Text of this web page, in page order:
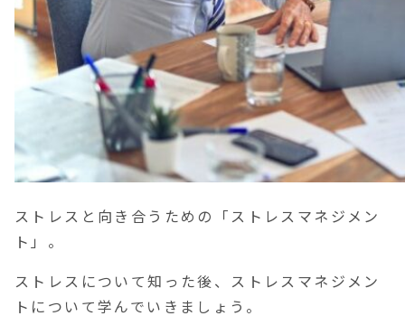
ストレスと向き合うための「ストレスマネジメン
ト」。
ストレスについて知った後、ストレスマネジメン
トについて学んでいきましょう。